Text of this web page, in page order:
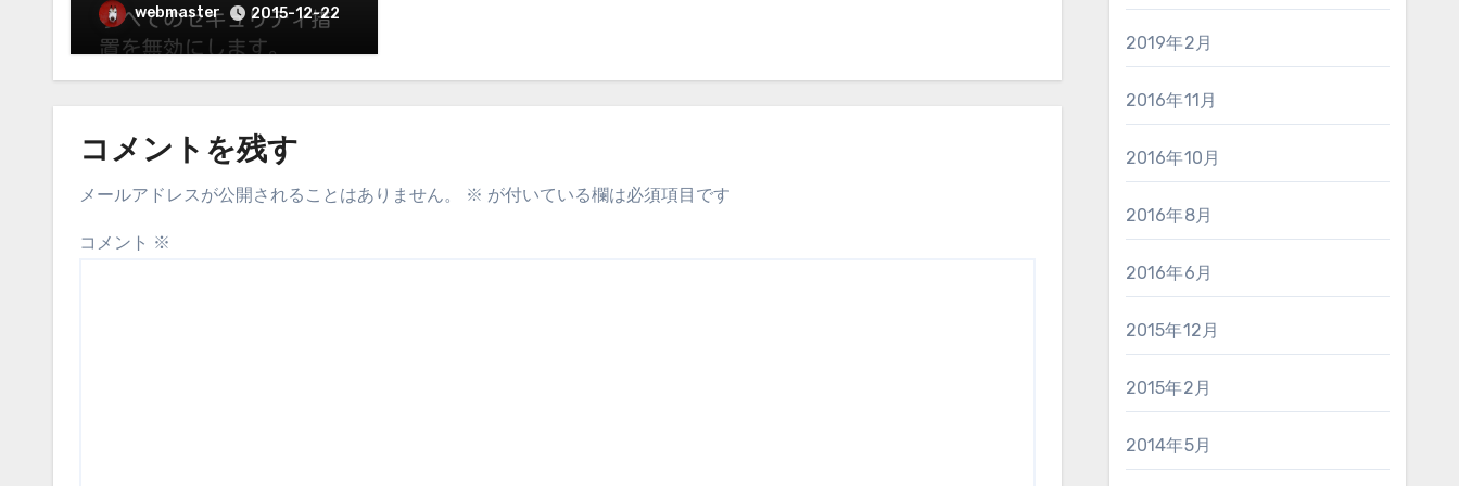
webmaster 2015-12-22
コメントを残す
メールアドレスが公開されることはありません。 ※ が付いている欄は必須項目です
コメント ※
2019年2月
2016年11月
2016年10月
2016年8月
2016年6月
2015年12月
2015年2月
2014年5月